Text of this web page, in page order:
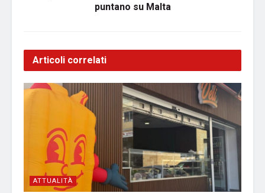
puntano su Malta
Articoli correlati
ATTUALITÀ